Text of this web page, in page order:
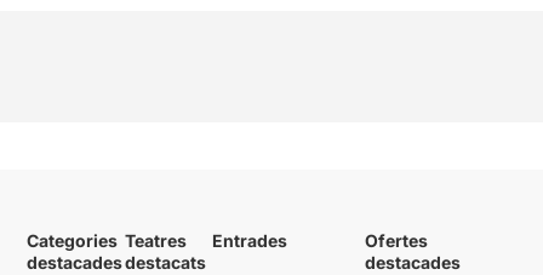
Categories
destacades
Teatres
destacats
Entrades
Ofertes
destacades